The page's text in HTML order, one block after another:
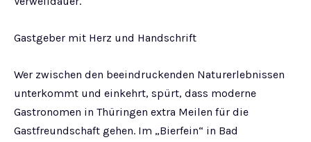
Gastgeber mit Herz und Handschrift
Wer zwischen den beeindruckenden Naturerlebnissen
unterkommt und einkehrt, spürt, dass moderne
Gastronomen in Thüringen extra Meilen für die
Gastfreundschaft gehen. Im „Bierfein“ in Bad